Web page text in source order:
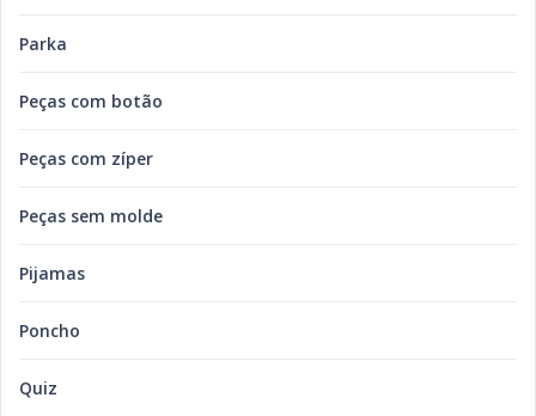
Parka
Peças com botão
Peças com zíper
Peças sem molde
Pijamas
Poncho
Quiz